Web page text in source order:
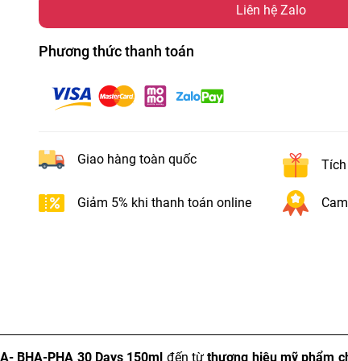
Liên hệ Zalo
Phương thức thanh toán
Giao hàng toàn quốc
Giảm 5% khi thanh toán online
BHA-PHA 30 Days 150ml đến từthương hiệu mỹ phẩm